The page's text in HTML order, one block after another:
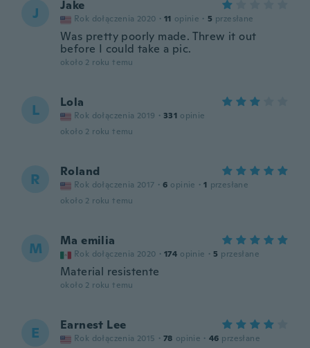
J Jake
Rok dołączenia 2020 · 11 opinie · 5 przesłane
Was pretty poorly made. Threw it out
before I could take a pic.
około 2 roku temu
L Lola
Rok dołączenia 2019 · 331 opinie
około 2 roku temu
R Roland
Rok dołączenia 2017 · 6 opinie · 1 przesłane
około 2 roku temu
M Ma emilia
Rok dołączenia 2020 · 174 opinie · 5 przesłane
Material resistente
około 2 roku temu
E Earnest Lee
Rok dołączenia 2015 · 78 opinie · 46 przesłane